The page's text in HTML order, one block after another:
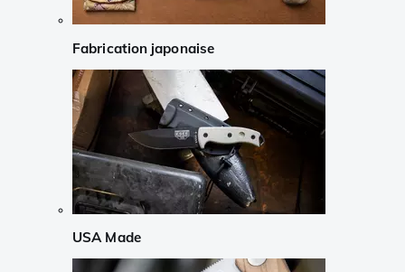
Fabrication japonaise
USA Made